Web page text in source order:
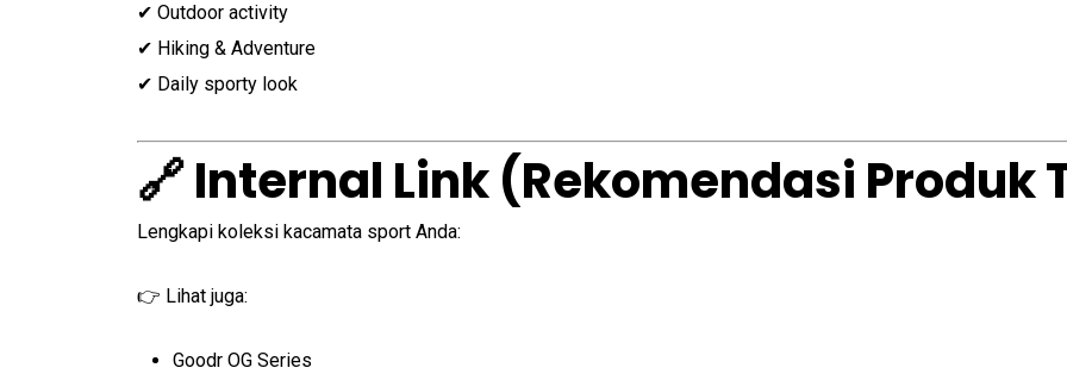
✔ Outdoor activity
✔ Hiking & Adventure
✔ Daily sporty look
🔗 Internal Link (Rekomendasi Produk
Lengkapi koleksi kacamata sport Anda:
👉 Lihat juga:
Goodr OG Series